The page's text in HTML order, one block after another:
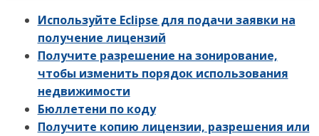
Используйте Eclipse для подачи заявки на
получение лицензий
Получите разрешение на зонирование,
чтобы изменить порядок использования
недвижимости
Бюллетени по коду
Получите копию лицензии, разрешения или